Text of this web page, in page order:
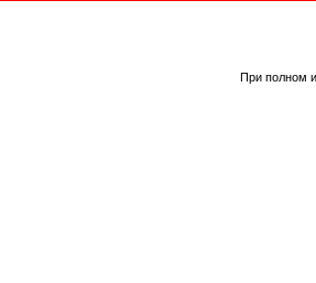
При полном